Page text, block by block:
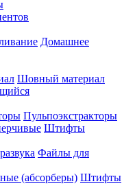
Домашнее
Шовный материал
Пульпоэкстракторы
Штифты
Файлы для
Штифты